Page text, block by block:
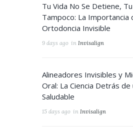
Tu Vida No Se Detiene,
Tampoco: La Importancia
Ortodoncia Invisible
9 days ago in Invisalign
Alineadores Invisibles y
Oral: La Ciencia Detrás de
Saludable
15 days ago in Invisalign